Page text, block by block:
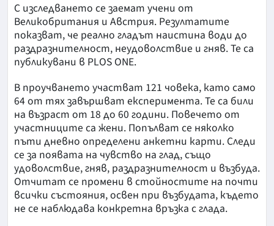
С изследването се заемат учени от
Великобритания и Австрия. Резултатите
показват, че реално гладът наистина води до
раздразнителност, неудоволствие и гняв. Те са
публикувани в PLOS ONE.
В проучването участват 121 човека, като само
64 от тях завършват експеримента. Те са били
на възраст от 18 до 60 години. Повечето от
участниците са жени. Попълват се няколко
пъти дневно определени анкетни карти. Следи
се за появата на чувство на глад, също
удоволствие, гняв, раздразнителност и възбуда.
Отчитат се промени в стойностите на почти
всички състояния, освен при възбудата, където
не се наблюдава конкретна връзка с глада.